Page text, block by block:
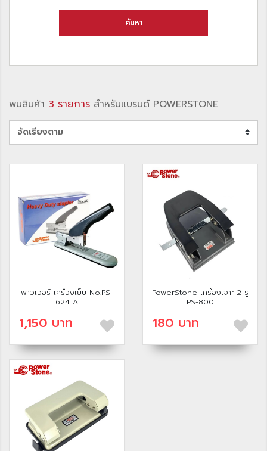
ค้นหา
พบสินค้า 3 รายการ สำหรับแบรนด์ POWERSTONE
พาวเวอร์ เครื่องเย็บ No.PS-
624 A
1,150 บาท
PowerStone เครื่องเจาะ 2 รู
PS-800
180 บาท